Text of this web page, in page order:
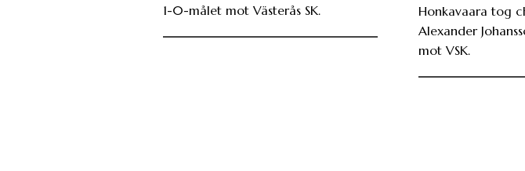
1-0-målet mot Västerås SK.
Honkavaara tog
Alexander
mot VSK.